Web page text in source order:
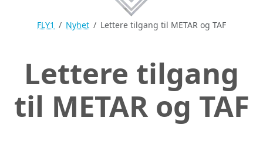
FLY1 Nyhet Lettere tilgang til METAR og TAF
Lettere tilgang
til METAR og TAF